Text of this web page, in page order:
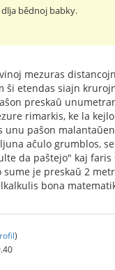
bědnoj babky.
mezuras
ŝi etendas siajn
preskaŭ
rimarkis, ke la
unu paŝon
aĉulo grumblos,
da paŝtejo" kaj faris
sume je preskaŭ 2
bona
)